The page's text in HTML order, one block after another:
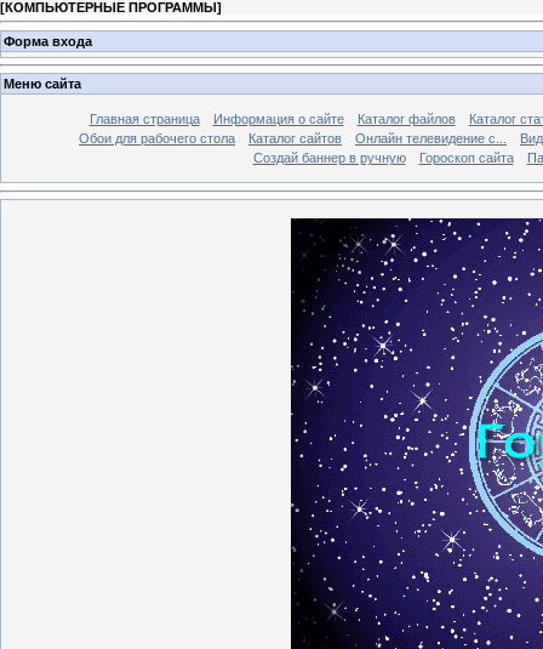
[КОМПЬЮТЕРНЫЕ ПРОГРАММЫ]
Форма входа
Меню сайта
Главная страница Информация о сайте Каталог файлов
Каталог
Обои для рабочего стола
Каталог сайтов Онлайн телевидение с...
Создай баннер в ручную
Гороскоп сайта